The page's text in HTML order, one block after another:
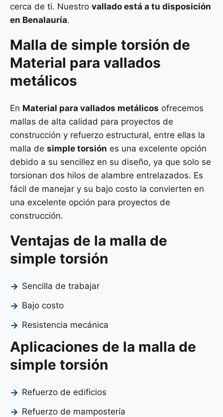
cerca de ti. Nuestro vallado está a tu disposición
en Benalauría.
Malla de simple torsión de
Material para vallados
metálicos
En Material para vallados metálicos ofrecemos
mallas de alta calidad para proyectos de
construcción y refuerzo estructural, entre ellas la
malla de simple torsión es una excelente opción
debido a su sencillez en su diseño, ya que solo se
torsionan dos hilos de alambre entrelazados. Es
fácil de manejar y su bajo costo la convierten en
una excelente opción para proyectos de
construcción.
Ventajas de la malla de
simple torsión
Sencilla de trabajar
Bajo costo
Resistencia mecánica
Aplicaciones de la malla de
simple torsión
Refuerzo de edificios
Refuerzo de mampostería